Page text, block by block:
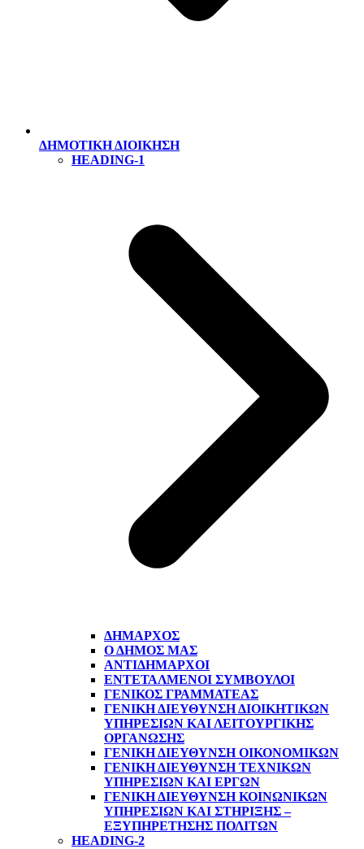
ΔΗΜΟΤΙΚΗ ΔΙΟΙΚΗΣΗ
HEADING-1
ΔΉΜΑΡΧΟΣ
Ο ΔΗΜΟΣ ΜΑΣ
ΑΝΤΙΔΉΜΑΡΧΟΙ
ΕΝΤΕΤΑΛΜΈΝΟΙ ΣΎΜΒΟΥΛΟΙ
ΓΕΝΙΚΌΣ ΓΡΑΜΜΑΤΈΑΣ
ΓΕΝΙΚΉ ΔΙΕΎΘΥΝΣΗ ΔΙΟΙΚΗΤΙΚΏΝ
ΥΠΗΡΕΣΙΏΝ ΚΑΙ ΛΕΙΤΟΥΡΓΙΚΉΣ
ΟΡΓΆΝΩΣΗΣ
ΓΕΝΙΚΉ ΔΙΕΎΘΥΝΣΗ ΟΙΚΟΝΟΜΙΚΏΝ
ΓΕΝΙΚΉ ΔΙΕΎΘΥΝΣΗ ΤΕΧΝΙΚΏΝ
ΥΠΗΡΕΣΙΏΝ ΚΑΙ ΈΡΓΩΝ
ΓΕΝΙΚΉ ΔΙΕΎΘΥΝΣΗ ΚΟΙΝΩΝΙΚΏΝ
ΥΠΗΡΕΣΙΏΝ ΚΑΙ ΣΤΉΡΙΞΗΣ –
ΕΞΥΠΗΡΈΤΗΣΗΣ ΠΟΛΙΤΏΝ
HEADING-2